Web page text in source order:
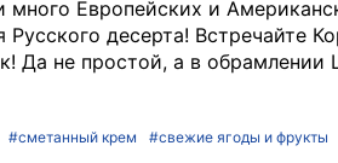
Европейских и
десерта! Встречайте
Да не простой, а в обрамлении
#сметанный крем #свежие ягоды и фрукты